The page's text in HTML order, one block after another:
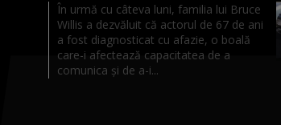
În urmă cu câteva luni, familia lui Bruce
Willis a dezvăluit că actorul de 67 de ani
a fost diagnosticat cu afazie, o boală
care-i afectează capacitatea de a
comunica și de a-i...